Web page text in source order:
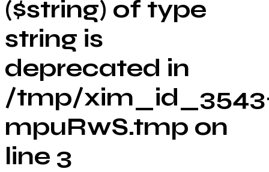
($string) of type
string is
deprecated in
/tmp/
mpuRwS.tmp on
line 3